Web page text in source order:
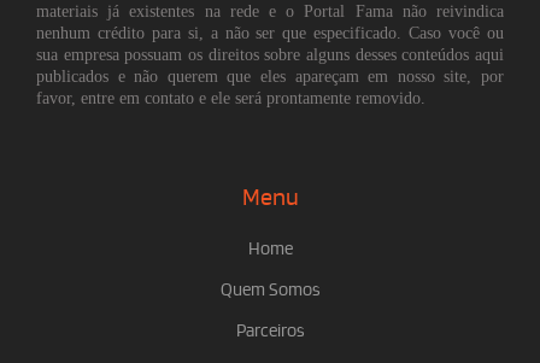
materiais já existentes na rede e o Portal Fama não reivindica
nenhum crédito para si, a não ser que especificado. Caso você ou
sua empresa possuam os direitos sobre alguns desses conteúdos aqui
publicados e não querem que eles apareçam em nosso site, por
favor, entre em contato e ele será prontamente removido.
Menu
Home
Quem Somos
Parceiros